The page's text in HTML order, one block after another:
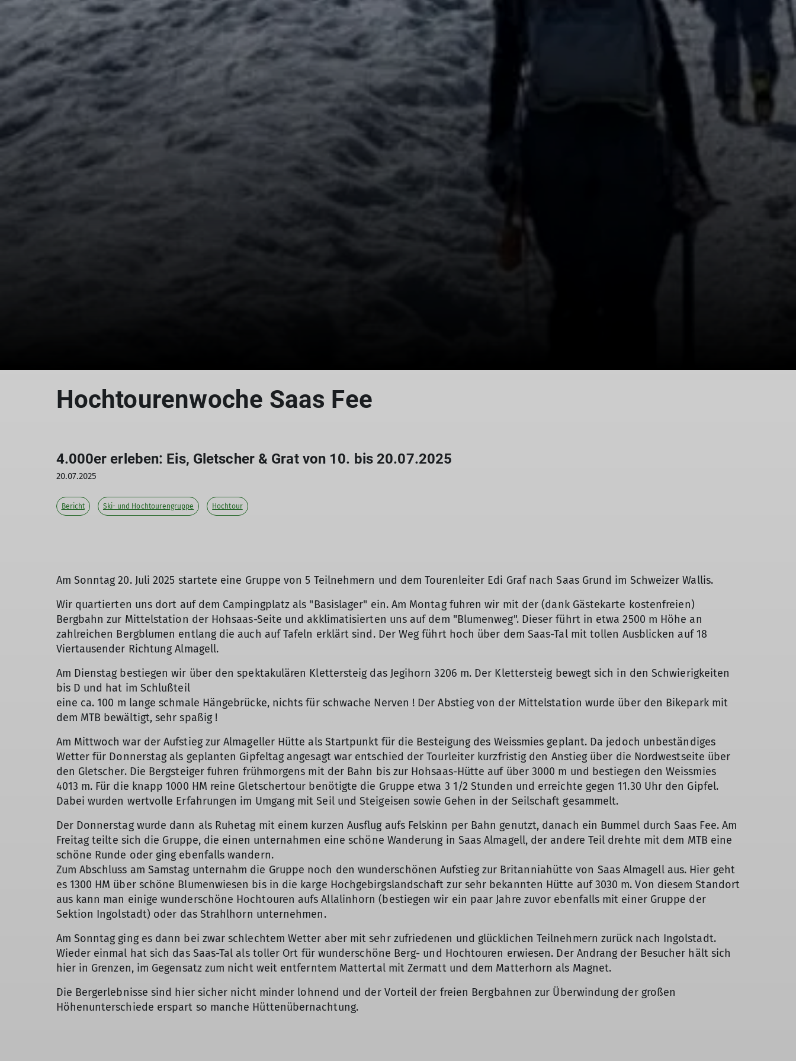
Hochtourenwoche Saas Fee
4.000er erleben: Eis, Gletscher & Grat von 10. bis 20.07.2025
20.07.2025
Bericht Ski- und Hochtourengruppe Hochtour
Am Sonntag 20. Juli 2025 startete eine Gruppe von 5 Teilnehmern und dem Tourenleiter Edi Graf nach Saas Grund im Schweizer Wallis.
Wir quartierten uns dort auf dem Campingplatz als "Basislager" ein. Am Montag fuhren wir mit der (dank Gästekarte kostenfreien)
Bergbahn zur Mittelstation der Hohsaas-Seite und akklimatisierten uns auf dem "Blumenweg". Dieser führt in etwa 2500 m Höhe an
zahlreichen Bergblumen entlang die auch auf Tafeln erklärt sind. Der Weg führt hoch über dem Saas-Tal mit tollen Ausblicken auf 18
Viertausender Richtung Almagell.
Am Dienstag bestiegen wir über den spektakulären Klettersteig das Jegihorn 3206 m. Der Klettersteig bewegt sich in den Schwierigkeiten
bis D und hat im Schlußteil
eine ca. 100 m lange schmale Hängebrücke, nichts für schwache Nerven ! Der Abstieg von der Mittelstation wurde über den Bikepark mit
dem MTB bewältigt, sehr spaßig !
Am Mittwoch war der Aufstieg zur Almageller Hütte als Startpunkt für die Besteigung des Weissmies geplant. Da jedoch unbeständiges
Wetter für Donnerstag als geplanten Gipfeltag angesagt war entschied der Tourleiter kurzfristig den Anstieg über die Nordwestseite über
den Gletscher. Die Bergsteiger fuhren frühmorgens mit der Bahn bis zur Hohsaas-Hütte auf über 3000 m und bestiegen den Weissmies
4013 m. Für die knapp 1000 HM reine Gletschertour benötigte die Gruppe etwa 3 1/2 Stunden und erreichte gegen 11.30 Uhr den Gipfel.
Dabei wurden wertvolle Erfahrungen im Umgang mit Seil und Steigeisen sowie Gehen in der Seilschaft gesammelt.
Der Donnerstag wurde dann als Ruhetag mit einem kurzen Ausflug aufs Felskinn per Bahn genutzt, danach ein Bummel durch Saas Fee. Am
Freitag teilte sich die Gruppe, die einen unternahmen eine schöne Wanderung in Saas Almagell, der andere Teil drehte mit dem MTB eine
schöne Runde oder ging ebenfalls wandern.
Zum Abschluss am Samstag unternahm die Gruppe noch den wunderschönen Aufstieg zur Britanniahütte von Saas Almagell aus. Hier geht
es 1300 HM über schöne Blumenwiesen bis in die karge Hochgebirgslandschaft zur sehr bekannten Hütte auf 3030 m. Von diesem Standort
aus kann man einige wunderschöne Hochtouren aufs Allalinhorn (bestiegen wir ein paar Jahre zuvor ebenfalls mit einer Gruppe der
Sektion Ingolstadt) oder das Strahlhorn unternehmen.
Am Sonntag ging es dann bei zwar schlechtem Wetter aber mit sehr zufriedenen und glücklichen Teilnehmern zurück nach Ingolstadt.
Wieder einmal hat sich das Saas-Tal als toller Ort für wunderschöne Berg- und Hochtouren erwiesen. Der Andrang der Besucher hält sich
hier in Grenzen, im Gegensatz zum nicht weit entferntem Mattertal mit Zermatt und dem Matterhorn als Magnet.
Die Bergerlebnisse sind hier sicher nicht minder lohnend und der Vorteil der freien Bergbahnen zur Überwindung der großen
Höhenunterschiede erspart so manche Hüttenübernachtung.